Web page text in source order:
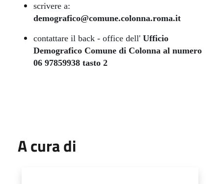
scrivere a:
demografico@comune.colonna.roma.it
contattare il back - office dell' Ufficio
Demografico Comune di Colonna al numero
06 97859938 tasto 2
A cura di